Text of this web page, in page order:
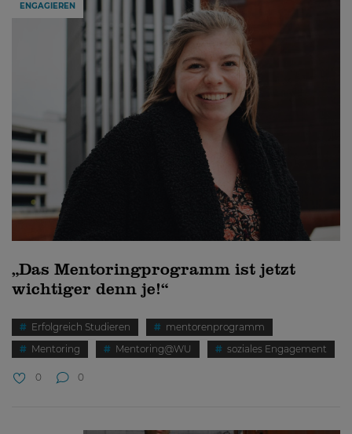
ENGAGIEREN
„Das Mentoringprogramm ist jetzt
wichtiger denn je!“
Erfolgreich Studieren
mentorenprogramm
Mentoring
Mentoring@WU soziales Engagement
0 0